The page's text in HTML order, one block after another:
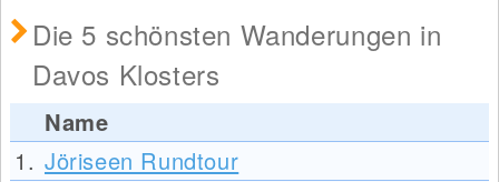
Die 5 schönsten Wanderungen in
Davos Klosters
Name
1. Jöriseen Rundtour